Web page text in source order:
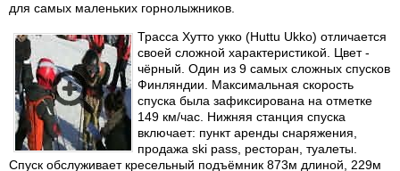
для самых маленьких горнолыжников.
Трасса Хутто укко (Huttu Ukko) отличается
своей сложной характеристикой. Цвет -
чёрный. Один из 9 самых сложных спусков
Финляндии. Максимальная скорость
спуска была зафиксирована на отметке
149 км/час. Нижняя станция спуска
включает: пункт аренды снаряжения,
продажа ski pass, ресторан, туалеты.
Спуск обслуживает кресельный подъёмник 873м длиной, 229м